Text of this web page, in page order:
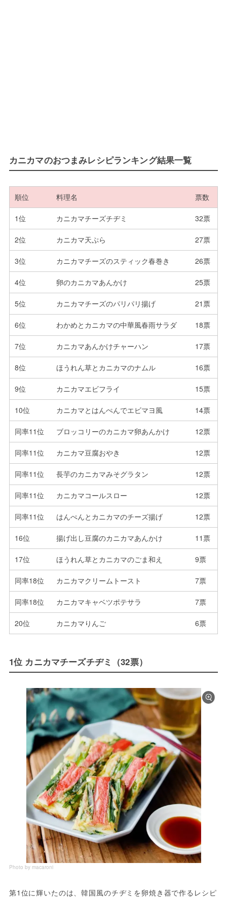
カニカマのおつまみレシピランキング結果一覧
順位 料理名 票数
1位 カニカマチーズチヂミ 32票
2位 カニカマ天ぷら 27票
3位 カニカマチーズのスティック春巻き 26票
4位 卵のカニカマあんかけ 25票
5位 カニカマチーズのパリパリ揚げ 21票
6位 わかめとカニカマの中華風春雨サラダ 18票
7位 カニカマあんかけチャーハン 17票
8位 ほうれん草とカニカマのナムル 16票
9位 カニカマエビフライ 15票
10位 カニカマとはんぺんでエビマヨ風 14票
同率11位 ブロッコリーのカニカマ卵あんかけ 12票
同率11位 カニカマ豆腐おやき 12票
同率11位 長芋のカニカマみそグラタン 12票
同率11位 カニカマコールスロー 12票
同率11位 はんぺんとカニカマのチーズ揚げ 12票
16位 揚げ出し豆腐のカニカマあんかけ 11票
17位 ほうれん草とカニカマのごま和え 9票
同率18位 カニカマクリームトースト 7票
同率18位 カニカマキャベツポテサラ 7票
20位 カニカマりんご 6票
1位 カニカマチーズチヂミ（32票）
Photo by macaroni
第1位に輝いたのは、韓国風のチヂミを卵焼き器で作るレシピ